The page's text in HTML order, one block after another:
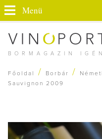
BORMAGAZIN
Menü
Főoldal / Borbár /
Sauvignon 2009